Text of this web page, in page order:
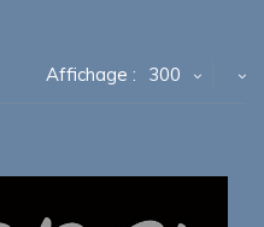
Affichage : 300